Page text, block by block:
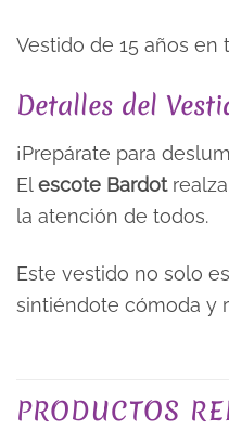
Vestido de 15 años
Detalles del
¡Prepárate para
Elescote Bardot
la atención de todos.
Este vestido no solo
sintiéndote cómoda y
PRODUCTOS